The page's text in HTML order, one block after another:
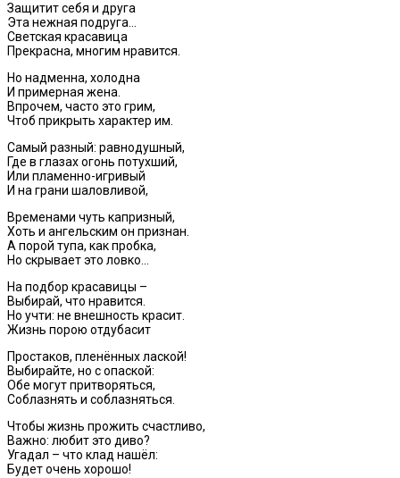
Защитит себя и друга
Эта нежная подруга…
Светская красавица
Прекрасна, многим нравится.
Но надменна, холодна
И примерная жена.
Впрочем, часто это грим,
Чтоб прикрыть характер им.
Самый разный: равнодушный,
Где в глазах огонь потухший,
Или пламенно-игривый
И на грани шаловливой,
Временами чуть капризный,
Хоть и ангельским он признан.
А порой тупа, как пробка,
Но скрывает это ловко…
На подбор красавицы –
Выбирай, что нравится.
Но учти: не внешность красит.
Жизнь порою отдубасит
Простаков, пленённых лаской!
Выбирайте, но с опаской:
Обе могут притворяться,
Соблазнять и соблазняться.
Чтобы жизнь прожить счастливо,
Важно: любит это диво?
Угадал – что клад нашёл:
Будет очень хорошо!